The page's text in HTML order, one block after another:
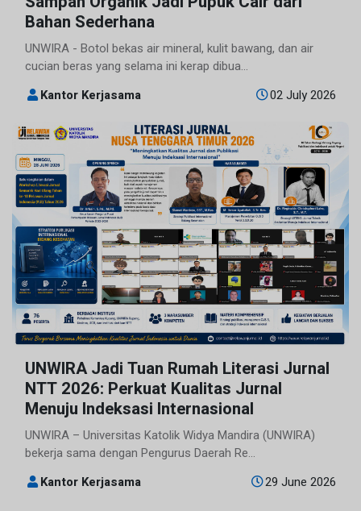
Bahan Sederhana
UNWIRA - Botol bekas air mineral, kulit bawang, dan air
cucian beras yang selama ini kerap dibua...
Kantor Kerjasama 02 July 2026
UNWIRA Jadi Tuan Rumah Literasi Jurnal
NTT 2026: Perkuat Kualitas Jurnal
Menuju Indeksasi Internasional
UNWIRA – Universitas Katolik Widya Mandira (UNWIRA)
bekerja sama dengan Pengurus Daerah Re...
Kantor Kerjasama 29 June 2026